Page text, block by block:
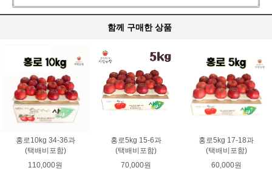
함께 구매한 상품
홍로10kg 34-36과
(택배비포함)
110,000원
홍로5kg 15-6과
(택배비포함)
70,000원
홍로5kg 17-18과
(택배비포함)
60,000원